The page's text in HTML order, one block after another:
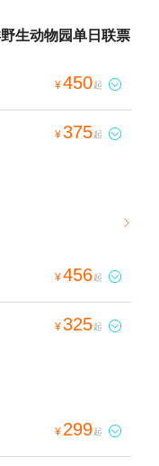
生动物园单日联票
¥450起 
¥375起 

¥456起 
¥325起 
¥ 299起 